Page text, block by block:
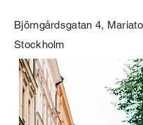
Björngårdsgatan 4,
Stockholm